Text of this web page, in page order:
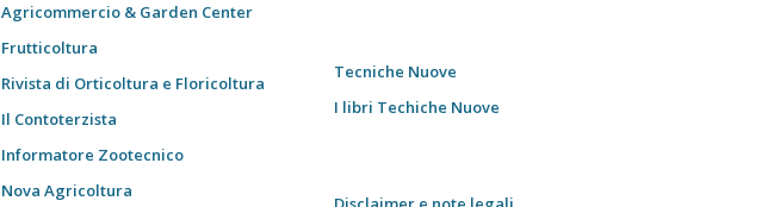
Agricommercio & Garden Center
Frutticoltura
Rivista di Orticoltura e Floricoltura
Il Contoterzista
Informatore Zootecnico
Nova Agricoltura
Tecniche Nuove
I libri Techiche Nuove